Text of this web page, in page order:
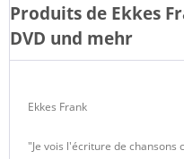
Produits de Ekkes
DVD und mehr
Ekkes Frank
"Je vois l'écriture de